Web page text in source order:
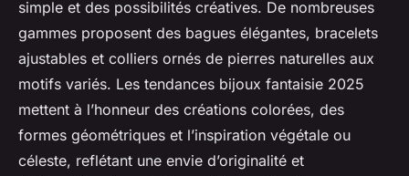
simple et des possibilités créatives. De nombreuses
gammes proposent des bagues élégantes, bracelets
ajustables et colliers ornés de pierres naturelles aux
motifs variés. Les tendances bijoux fantaisie 2025
mettent à l’honneur des créations colorées, des
formes géométriques et l’inspiration végétale ou
céleste, reflétant une envie d’originalité et